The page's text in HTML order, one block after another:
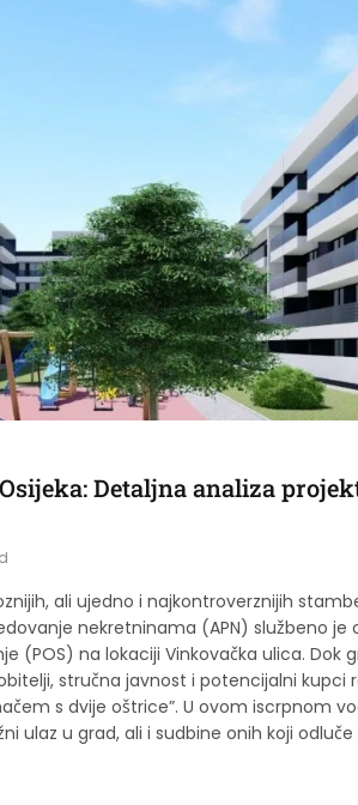
Detaljna analiza
ali ujedno i najkontroverznijih
nekretninama (APN) službeno je
na lokaciji Vinkovačka ulica. Dok
stručna javnost i potencijalni kupci
s dvije oštrice”. U ovom iscrpnom
ulaz u grad, ali i sudbine onih koji